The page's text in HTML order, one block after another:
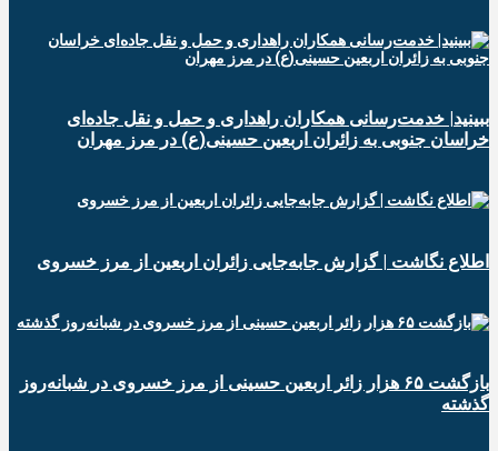
ببینید| خدمت‌رسانی همکاران راهداری و حمل و نقل جاده‌ای
خراسان جنوبی به زائران اربعین حسینی(ع) در مرز مهران
️اطلاع نگاشت | گزارش جابه‌جایی زائران اربعین از مرز خسروی
️بازگشت ۶۵ هزار زائر اربعین حسینی از مرز خسروی در شبانه‌روز
گذشته